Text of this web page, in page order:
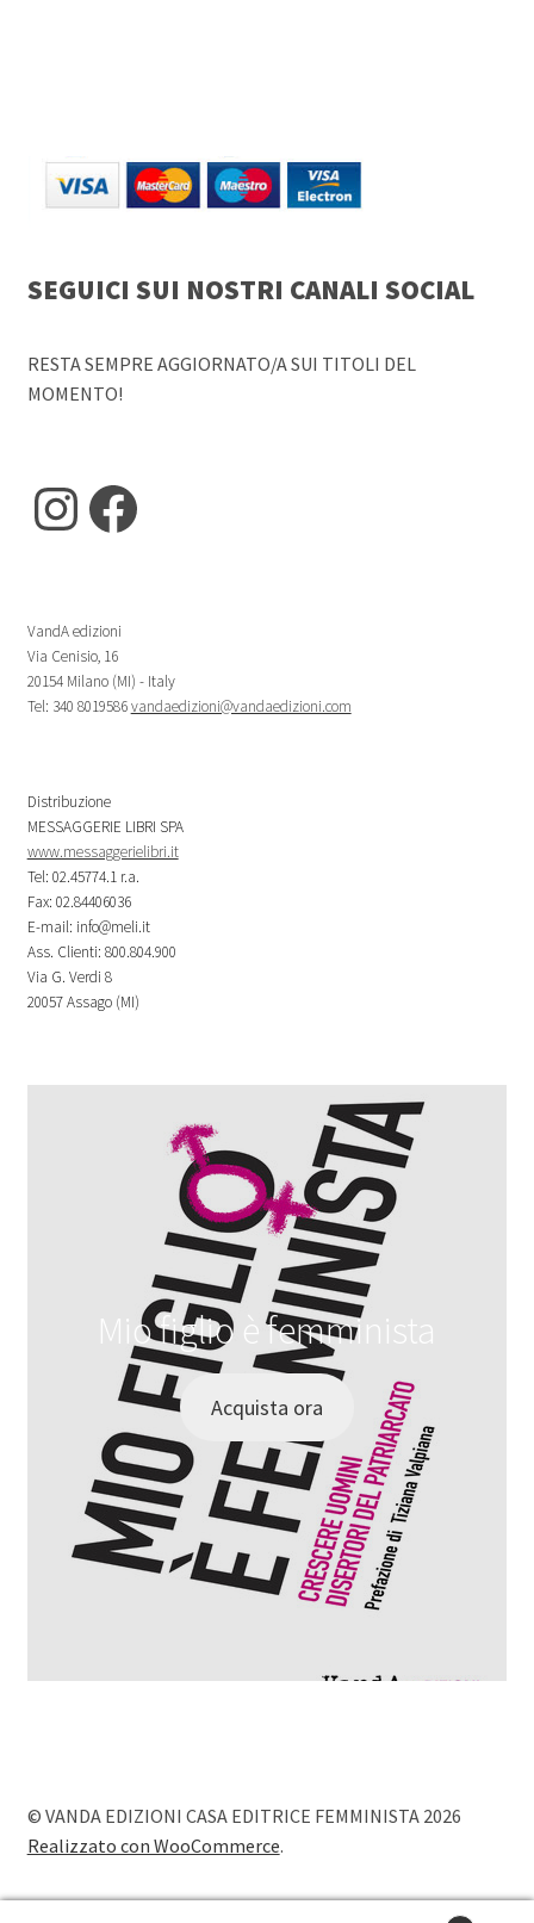
SEGUICI SUI NOSTRI CANALI SOCIAL
RESTA SEMPRE AGGIORNATO/A SUI TITOLI DEL
MOMENTO!
Instagram
Facebook
VandA edizioni
Via Cenisio, 16
20154 Milano (MI) - Italy
Tel: 340 8019586vandaedizioni@vandaedizioni.com
Distribuzione
MESSAGGERIE LIBRI SPA
www.messaggerielibri.it
Tel: 02.45774.1 r.a.
Fax: 02.84406036
E-mail: info@meli.it
Ass. Clienti: 800.804.900
Via G. Verdi 8
20057 Assago (MI)
Mio figlio è femminista
Acquista ora
© VANDA EDIZIONI CASA EDITRICE FEMMINISTA 2026
Realizzato con WooCommerce.